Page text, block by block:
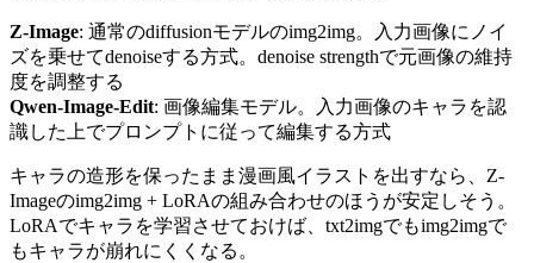
Z-Image: 通常のdiffusionモデルのimg2img。入力画像にノイ
ズを乗せてdenoiseする方式。denoise strengthで元画像の維持
度を調整する
Qwen-Image-Edit: 画像編集モデル。入力画像のキャラを認
識した上でプロンプトに従って編集する方式
キャラの造形を保ったまま漫画風イラストを出すなら、Z-
Imageのimg2img + LoRAの組み合わせのほうが安定しそう。
LoRAでキャラを学習させておけば、txt2imgでもimg2imgで
もキャラが崩れにくくなる。